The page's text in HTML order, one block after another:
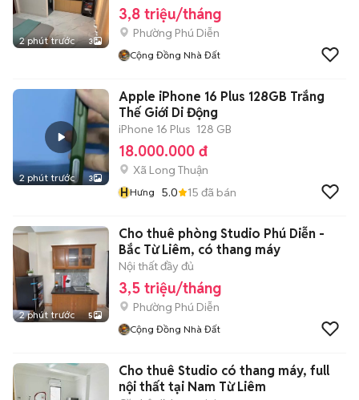
2 phút trước 3
3,8 triệu/tháng
Phường Phú Diễn
Cộng Đồng Nhà Đất
2 phút trước 3
Apple iPhone 16 Plus 128GB Trắng
Thế Giới Di Động
iPhone 16 Plus 128 GB
18.000.000 đ
Xã Long Thuận
HHưng 5.0 15 đã bán
2 phút trước 5
Cho thuê phòng Studio Phú Diễn -
Bắc Từ Liêm, có thang máy
Nội thất đầy đủ
3,5 triệu/tháng
Phường Phú Diễn
Cộng Đồng Nhà Đất
Cho thuê Studio có thang máy, full
nội thất tại Nam Từ Liêm